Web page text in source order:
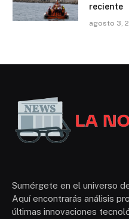
reciente
agosto 3,
Sumérgete en el universo
Aquí encontrarás análisis
últimas innovaciones